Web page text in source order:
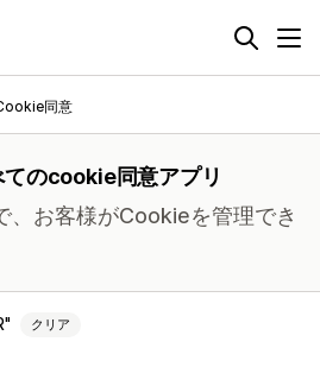
同意
のcookie同意アプリ
、お客様がCookieを管理でき
クリア